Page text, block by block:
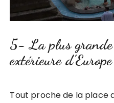
5- La plus
extérieure d’Europe
Tout proche de la place